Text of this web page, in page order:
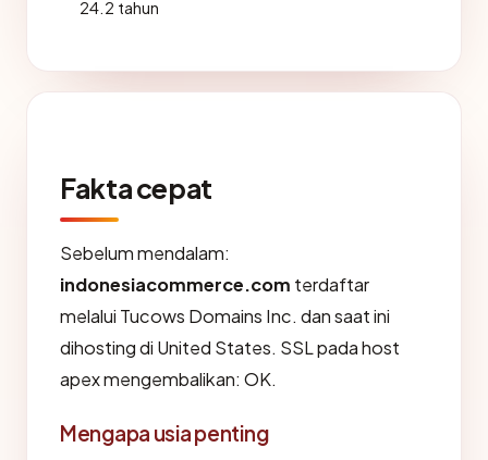
24.2 tahun
Fakta cepat
Sebelum mendalam:
indonesiacommerce.com terdaftar
melalui Tucows Domains Inc. dan saat ini
dihosting di United States. SSL pada host
apex mengembalikan: OK.
Mengapa usia penting